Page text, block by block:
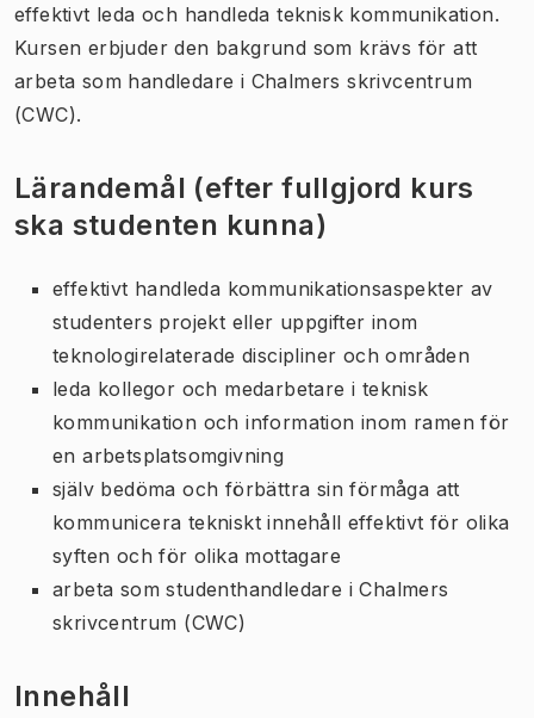
effektivt leda och handleda teknisk kommunikation.
Kursen erbjuder den bakgrund som krävs för att
arbeta som handledare i Chalmers skrivcentrum
(CWC).
Lärandemål (efter fullgjord kurs
ska studenten kunna)
effektivt handleda kommunikationsaspekter av
studenters projekt eller uppgifter inom
teknologirelaterade discipliner och områden
leda kollegor och medarbetare i teknisk
kommunikation och information inom ramen för
en arbetsplatsomgivning
själv bedöma och förbättra sin förmåga att
kommunicera tekniskt innehåll effektivt för olika
syften och för olika mottagare
arbeta som studenthandledare i Chalmers
skrivcentrum (CWC)
Innehåll